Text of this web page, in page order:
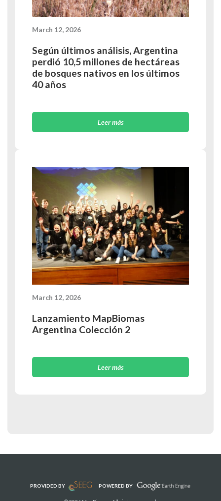
March 12, 2026
Según últimos análisis, Argentina
perdió 10,5 millones de hectáreas
de bosques nativos en los últimos
40 años
Leer más
March 12, 2026
Lanzamiento MapBiomas
Argentina Colección 2
Leer más
PROVIDED BY POWERED BY